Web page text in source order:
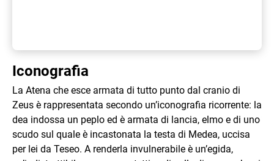
Iconografia
La Atena che esce armata di tutto punto dal cranio di
Zeus è rappresentata secondo un’iconografia ricorrente: la
dea indossa un peplo ed è armata di lancia, elmo e di uno
scudo sul quale è incastonata la testa di Medea, uccisa
per lei da Teseo. A renderla invulnerabile è un’egida,